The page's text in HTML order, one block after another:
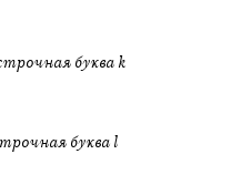
буква k
буква l